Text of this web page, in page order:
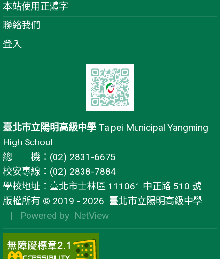
本站使用正體字
聯絡我們
登入
臺北市立陽明高級中學 Taipei Municipal Yangming
High School
總 機：(02) 2831-6675
校安專線：(02) 2838-7884
學校地址：臺北市士林區 111061 中正路 510 號
版權所有 © 2019 - 2026 臺北市立陽明高級中學
| Powered by NetView